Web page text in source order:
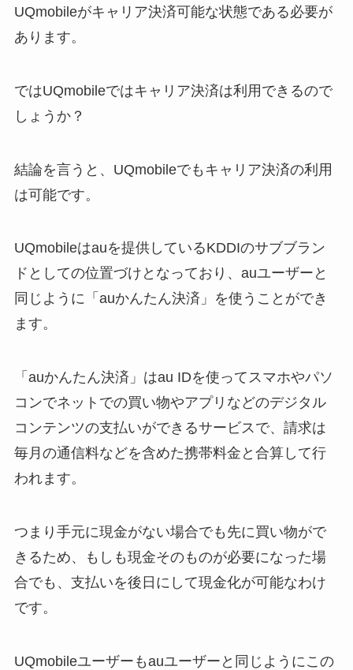
UQmobileがキャリア決済可能な状態である必要が
あります。
ではUQmobileではキャリア決済は利用できるので
しょうか？
結論を言うと、UQmobileでもキャリア決済の利用
は可能です。
UQmobileはauを提供しているKDDIのサブブラン
ドとしての位置づけとなっており、auユーザーと
同じように「auかんたん決済」を使うことができ
ます。
「auかんたん決済」はau IDを使ってスマホやパソ
コンでネットでの買い物やアプリなどのデジタル
コンテンツの支払いができるサービスで、請求は
毎月の通信料などを含めた携帯料金と合算して行
われます。
つまり手元に現金がない場合でも先に買い物がで
きるため、もしも現金そのものが必要になった場
合でも、支払いを後日にして現金化が可能なわけ
です。
UQmobileユーザーもauユーザーと同じようにこの